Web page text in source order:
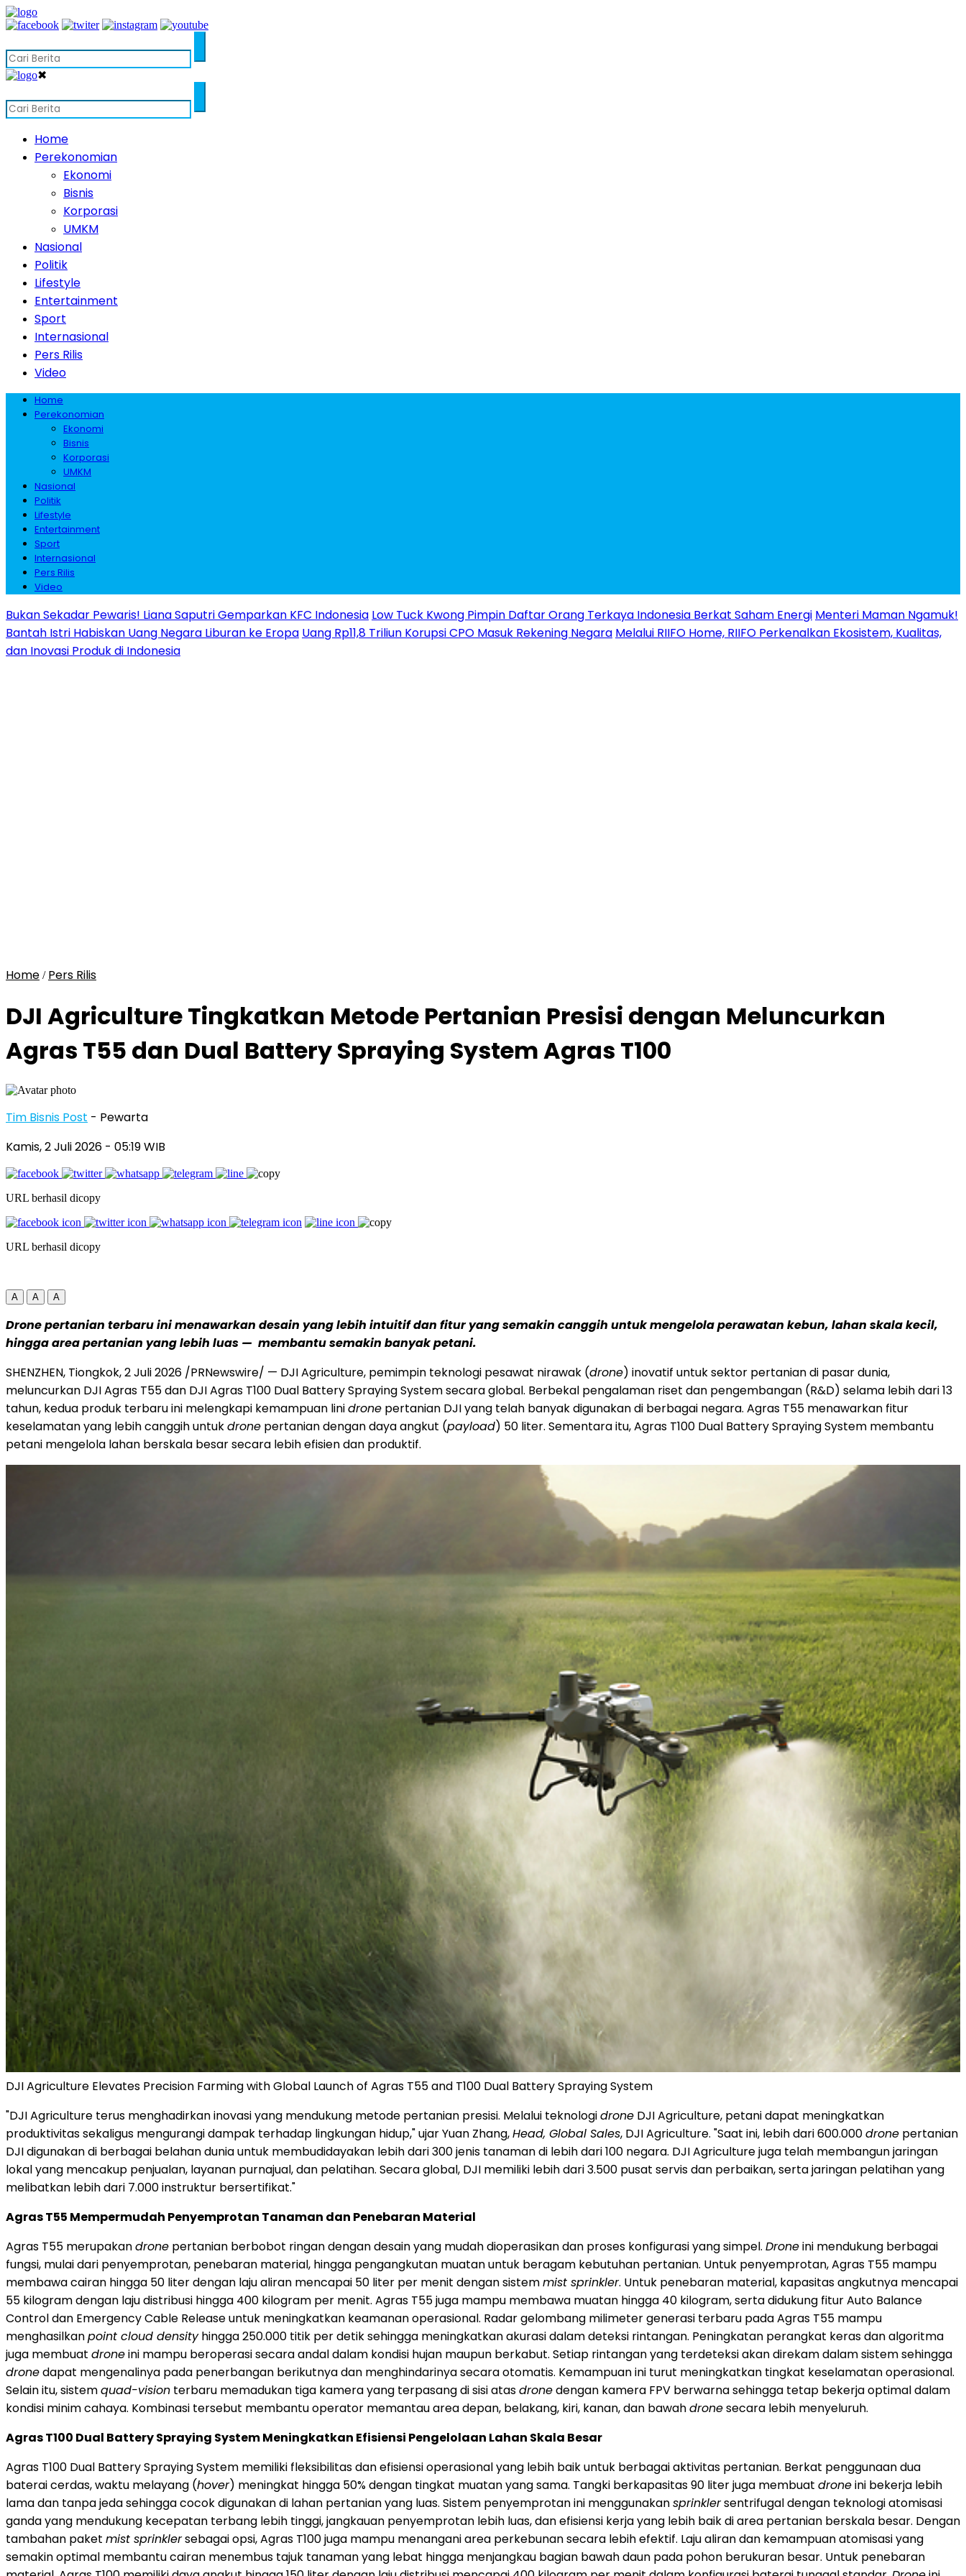
✖
Home
Perekonomian
Ekonomi
Bisnis
Korporasi
UMKM
Nasional
Politik
Lifestyle
Entertainment
Sport
Internasional
Pers Rilis
Video
Home
Perekonomian
Ekonomi
Bisnis
Korporasi
UMKM
Nasional
Politik
Lifestyle
Entertainment
Sport
Internasional
Pers Rilis
Video
Bukan Sekadar Pewaris! Liana Saputri Gemparkan KFC Indonesia Low Tuck Kwong Pimpin Daftar Orang Terkaya Indonesia Berkat Saham Energi Menteri Maman Ngamuk!
Bantah Istri Habiskan Uang Negara Liburan ke Eropa Uang Rp11,8 Triliun Korupsi CPO Masuk Rekening Negara Melalui RIIFO Home, RIIFO Perkenalkan Ekosistem, Kualitas,
dan Inovasi Produk di Indonesia
Home / Pers Rilis
DJI Agriculture Tingkatkan Metode Pertanian Presisi dengan Meluncurkan
Agras T55 dan Dual Battery Spraying System Agras T100
Tim Bisnis Post - Pewarta
Kamis, 2 Juli 2026 - 05:19 WIB
URL berhasil dicopy
URL berhasil dicopy
A A A
Drone pertanian terbaru ini menawarkan desain yang lebih intuitif dan fitur yang semakin canggih untuk mengelola perawatan kebun, lahan skala kecil,
hingga area pertanian yang lebih luas — membantu semakin banyak petani.
SHENZHEN, Tiongkok, 2 Juli 2026 /PRNewswire/ — DJI Agriculture, pemimpin teknologi pesawat nirawak (drone) inovatif untuk sektor pertanian di pasar dunia,
meluncurkan DJI Agras T55 dan DJI Agras T100 Dual Battery Spraying System secara global. Berbekal pengalaman riset dan pengembangan (R&D) selama lebih dari 13
tahun, kedua produk terbaru ini melengkapi kemampuan linidrone pertanian DJI yang telah banyak digunakan di berbagai negara. Agras T55 menawarkan fitur
keselamatan yang lebih canggih untukdrone pertanian dengan daya angkut (payload) 50 liter. Sementara itu, Agras T100 Dual Battery Spraying System membantu
petani mengelola lahan berskala besar secara lebih efisien dan produktif.
DJI Agriculture Elevates Precision Farming with Global Launch of Agras T55 and T100 Dual Battery Spraying System
"DJI Agriculture terus menghadirkan inovasi yang mendukung metode pertanian presisi. Melalui teknologidrone DJI Agriculture, petani dapat meningkatkan
produktivitas sekaligus mengurangi dampak terhadap lingkungan hidup," ujar Yuan Zhang,Head, Global Sales, DJI Agriculture. "Saat ini, lebih dari 600.000drone pertanian
DJI digunakan di berbagai belahan dunia untuk membudidayakan lebih dari 300 jenis tanaman di lebih dari 100 negara. DJI Agriculture juga telah membangun jaringan
lokal yang mencakup penjualan, layanan purnajual, dan pelatihan. Secara global, DJI memiliki lebih dari 3.500 pusat servis dan perbaikan, serta jaringan pelatihan yang
melibatkan lebih dari 7.000 instruktur bersertifikat."
Agras T55 Mempermudah Penyemprotan Tanaman dan Penebaran Material
Agras T55 merupakandrone pertanian berbobot ringan dengan desain yang mudah dioperasikan dan proses konfigurasi yang simpel. Droneini mendukung berbagai
fungsi, mulai dari penyemprotan, penebaran material, hingga pengangkutan muatan untuk beragam kebutuhan pertanian. Untuk penyemprotan, Agras T55 mampu
membawa cairan hingga 50 liter dengan laju aliran mencapai 50 liter per menit dengan sistemmist sprinkler. Untuk penebaran material, kapasitas angkutnya mencapai
55 kilogram dengan laju distribusi hingga 400 kilogram per menit. Agras T55 juga mampu membawa muatan hingga 40 kilogram, serta didukung fitur Auto Balance
Control dan Emergency Cable Release untuk meningkatkan keamanan operasional. Radar gelombang milimeter generasi terbaru pada Agras T55 mampu
menghasilkanpoint cloud densityhingga 250.000 titik per detik sehingga meningkatkan akurasi dalam deteksi rintangan. Peningkatan perangkat keras dan algoritma
juga membuat droneini mampu beroperasi secara andal dalam kondisi hujan maupun berkabut. Setiap rintangan yang terdeteksi akan direkam dalam sistem sehingga
dronedapat mengenalinya pada penerbangan berikutnya dan menghindarinya secara otomatis. Kemampuan ini turut meningkatkan tingkat keselamatan operasional.
Selain itu, sistemquad-vision terbaru memadukan tiga kamera yang terpasang di sisi atasdronedengan kamera FPV berwarna sehingga tetap bekerja optimal dalam
kondisi minim cahaya. Kombinasi tersebut membantu operator memantau area depan, belakang, kiri, kanan, dan bawahdronesecara lebih menyeluruh.
Agras T100 Dual Battery Spraying System Meningkatkan Efisiensi Pengelolaan Lahan Skala Besar
Agras T100 Dual Battery Spraying System memiliki fleksibilitas dan efisiensi operasional yang lebih baik untuk berbagai aktivitas pertanian. Berkat penggunaan dua
baterai cerdas, waktu melayang (hover) meningkat hingga 50% dengan tingkat muatan yang sama. Tangki berkapasitas 90 liter juga membuat droneini bekerja lebih
lama dan tanpa jeda sehingga cocok digunakan di lahan pertanian yang luas. Sistem penyemprotan ini menggunakansprinklersentrifugal dengan teknologi atomisasi
ganda yang mendukung kecepatan terbang lebih tinggi, jangkauan penyemprotan lebih luas, dan efisiensi kerja yang lebih baik di area pertanian berskala besar. Dengan
tambahan paket mist sprinklersebagai opsi, Agras T100 juga mampu menangani area perkebunan secara lebih efektif. Laju aliran dan kemampuan atomisasi yang
semakin optimal membantu cairan menembus tajuk tanaman yang lebat hingga menjangkau bagian bawah daun pada pohon berukuran besar. Untuk penebaran